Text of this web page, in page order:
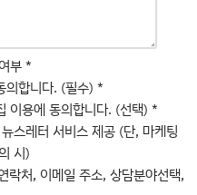
부*
의합니다. (필수) *
이용에 동의합니다. (선택) *
스레터 서비스 제공 (단, 마케팅
시)
락처, 이메일 주소, 상담분야선택,